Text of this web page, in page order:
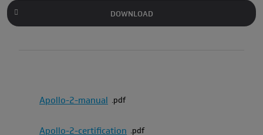
DOWNLOAD
Apollo-2-manual pdf
Apollo-2-certification pdf